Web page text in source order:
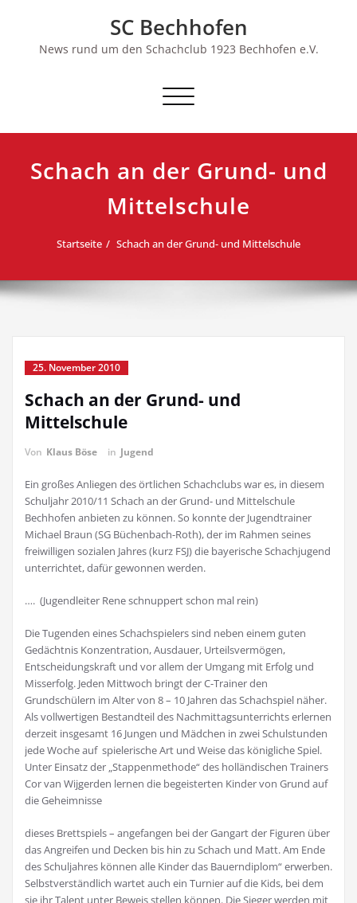
SC Bechhofen
News rund um den Schachclub 1923 Bechhofen e.V.
Schalte
Schach an der Grund- und
Mittelschule
Startseite Schach an der Grund- und Mittelschule
25. November 2010
Schach an der Grund- und
Mittelschule
Von Klaus Böse in Jugend
Ein großes Anliegen des örtlichen Schachclubs war es, in diesem
Schuljahr 2010/11 Schach an der Grund- und Mittelschule
Bechhofen anbieten zu können. So konnte der Jugendtrainer
Michael Braun (SG Büchenbach-Roth), der im Rahmen seines
freiwilligen sozialen Jahres (kurz FSJ) die bayerische Schachjugend
unterrichtet, dafür gewonnen werden.
…. (Jugendleiter Rene schnuppert schon mal rein)
Die Tugenden eines Schachspielers sind neben einem guten
Gedächtnis Konzentration, Ausdauer, Urteilsvermögen,
Entscheidungskraft und vor allem der Umgang mit Erfolg und
Misserfolg. Jeden Mittwoch bringt der C-Trainer den
Grundschülern im Alter von 8 – 10 Jahren das Schachspiel näher.
Als vollwertigen Bestandteil des Nachmittagsunterrichts erlernen
derzeit insgesamt 16 Jungen und Mädchen in zwei Schulstunden
jede Woche auf spielerische Art und Weise das königliche Spiel.
Unter Einsatz der „Stappenmethode“ des holländischen Trainers
Cor van Wijgerden lernen die begeisterten Kinder von Grund auf
die Geheimnisse
dieses Brettspiels – angefangen bei der Gangart der Figuren über
das Angreifen und Decken bis hin zu Schach und Matt. Am Ende
des Schuljahres können alle Kinder das Bauerndiplom“ erwerben.
Selbstverständlich wartet auch ein Turnier auf die Kids, bei dem
sie ihr Talent unter Beweis stellen können. Die Sieger werden mit